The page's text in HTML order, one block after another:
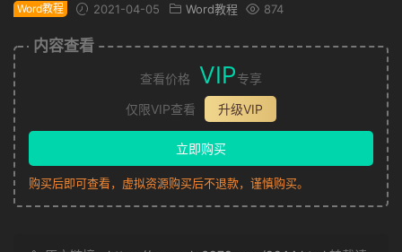
Word教程 2021-04-05 Word教程 874
内容查看
查看价格 VIP专享
仅限VIP查看
升级VIP
立即购买
购买后即可查看，虚拟资源购买后不退款，谨慎购买。